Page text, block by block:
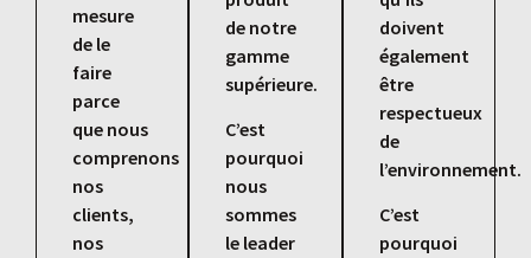
mesure
de le
faire
parce
que nous
comprenons
nos
clients,
nos
de notre
gamme
supérieure.
C’est
pourquoi
nous
sommes
le leader
doivent
également
être
respectueux
de
l’environnement.
C’est
pourquoi